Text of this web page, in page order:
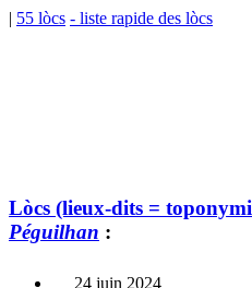
| 55 lòcs - liste rapide des lòcs
Lòcs (lieux-dits =
Péguilhan :
24 juin 2024